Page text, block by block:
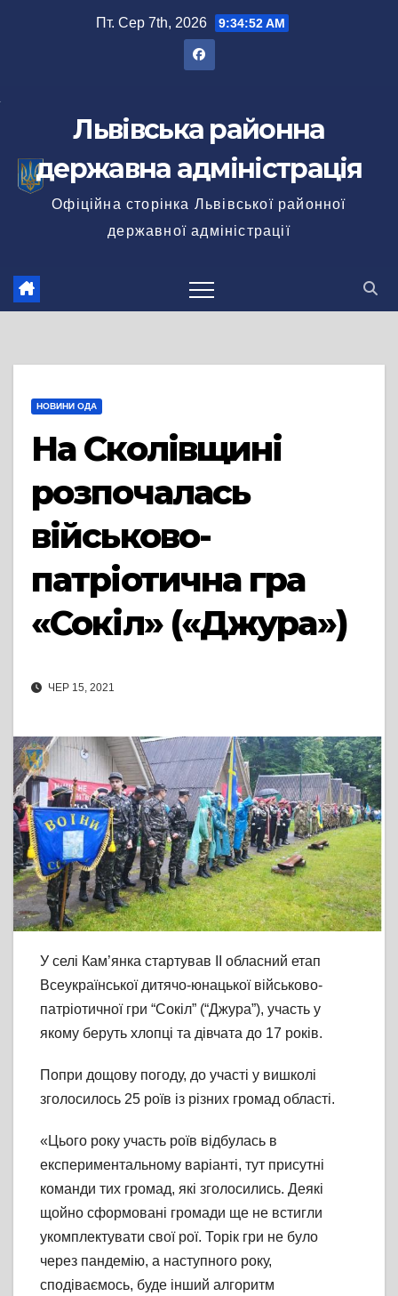
Пт. Сер 7th, 2026 9:34:53 AM
Львівська районна
державна адміністрація
Офіційна сторінка Львівської районної
державної адміністрації
НОВИНИ ОДА
На Сколівщині
розпочалась
військово-
патріотична гра
«Сокіл» («Джура»)
ЧЕР 15, 2021
У селі Кам’янка стартував ІІ обласний етап
Всеукраїнської дитячо-юнацької військово-
патріотичної гри “Сокіл” (“Джура”), участь у
якому беруть хлопці та дівчата до 17 років.
Попри дощову погоду, до участі у вишколі
зголосилось 25 роїв із різних громад області.
«Цього року участь роїв відбулась в
експериментальному варіанті, тут присутні
команди тих громад, які зголосились. Деякі
щойно сформовані громади ще не встигли
укомплектувати свої рої. Торік гри не було
через пандемію, а наступного року,
сподіваємось, буде інший алгоритм